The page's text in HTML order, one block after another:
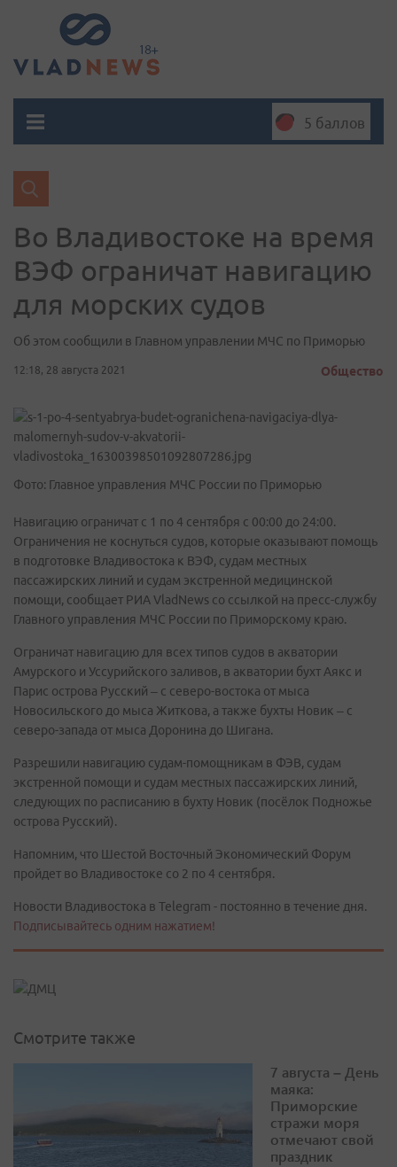
5 баллов
Во Владивостоке на время
ВЭФ ограничат навигацию
для морских судов
Об этом сообщили в Главном управлении МЧС по Приморью
12:18, 28 августа 2021 Общество
Фото: Главное управления МЧС России по Приморью
Навигацию ограничат с 1 по 4 сентября с 00:00 до 24:00.
Ограничения не коснуться судов, которые оказывают помощь
в подготовке Владивостока к ВЭФ, судам местных
пассажирских линий и судам экстренной медицинской
помощи, сообщает РИА VladNews со ссылкой на пресс-службу
Главного управления МЧС России по Приморскому краю.
Ограничат навигацию для всех типов судов в акватории
Амурского и Уссурийского заливов, в акватории бухт Аякс и
Парис острова Русский – с северо-востока от мыса
Новосильского до мыса Житкова, а также бухты Новик – с
северо-запада от мыса Доронина до Шигана.
Разрешили навигацию судам-помощникам в ФЭВ, судам
экстренной помощи и судам местных пассажирских линий,
следующих по расписанию в бухту Новик (посёлок Подножье
острова Русский).
Напомним, что Шестой Восточный Экономический Форум
пройдет во Владивостоке со 2 по 4 сентября.
Новости Владивостока в Telegram - постоянно в течение дня.
Подписывайтесь одним нажатием!
Смотрите также
7 августа – День
маяка:
Приморские
стражи моря
отмечают свой
праздник